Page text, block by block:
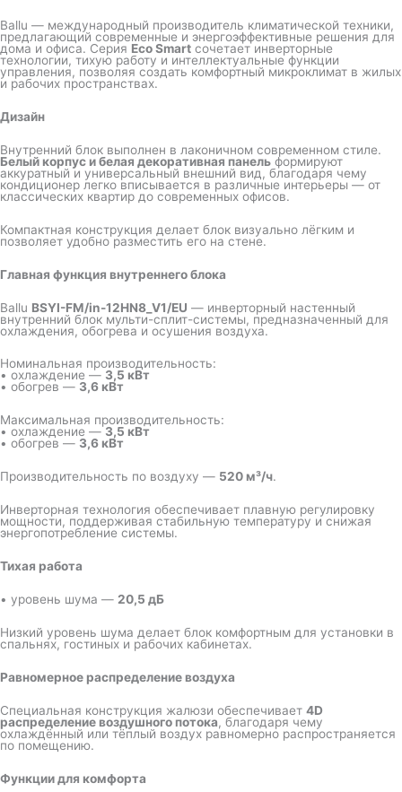
Ballu — международный производитель климатической техники,
предлагающий современные и энергоэффективные решения для
дома и офиса. Серия Eco Smart сочетает инверторные
технологии, тихую работу и интеллектуальные функции
управления, позволяя создать комфортный микроклимат в жилых
и рабочих пространствах.
Дизайн
Внутренний блок выполнен в лаконичном современном стиле.
Белый корпус и белая декоративная панель формируют
аккуратный и универсальный внешний вид, благодаря чему
кондиционер легко вписывается в различные интерьеры — от
классических квартир до современных офисов.
Компактная конструкция делает блок визуально лёгким и
позволяет удобно разместить его на стене.
Главная функция внутреннего блока
Ballu BSYI-FM/in-12HN8_V1/EU — инверторный настенный
внутренний блок мульти-сплит-системы, предназначенный для
охлаждения, обогрева и осушения воздуха.
Номинальная производительность:
• охлаждение — 3,5 кВт
• обогрев — 3,6 кВт
Максимальная производительность:
• охлаждение —3,5 кВт
• обогрев — 3,6 кВт
Производительность по воздуху — 520 м³/ч.
Инверторная технология обеспечивает плавную регулировку
мощности, поддерживая стабильную температуру и снижая
энергопотребление системы.
Тихая работа
• уровень шума — 20,5 дБ
Низкий уровень шума делает блок комфортным для установки в
спальнях, гостиных и рабочих кабинетах.
Равномерное распределение воздуха
Специальная конструкция жалюзи обеспечивает 4D
распределение воздушного потока, благодаря чему
охлаждённый или тёплый воздух равномерно распространяется
по помещению.
Функции для комфорта